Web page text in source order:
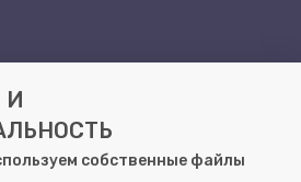
И
собственные файлы